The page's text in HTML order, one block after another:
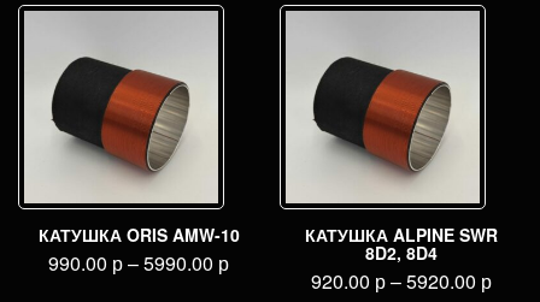
КАТУШКА ORIS AMW-10
990.00 р–5990.00 р
КАТУШКА ALPINE SWR
8D2, 8D4
920.00 р–5920.00 р